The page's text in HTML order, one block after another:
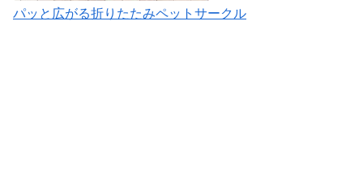
パッと広がる折りたたみペットサークル